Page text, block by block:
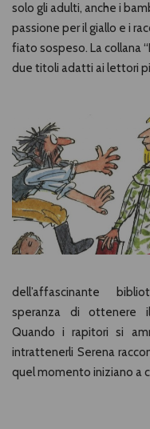
solo gli adulti, anche i
passione per il giallo e i
fiato sospeso. La collana
due titoli adatti ai lettori
dell’affascinante
speranza di ottenere
Quando i rapitori si
intrattenerli Serena
quel momento iniziano a